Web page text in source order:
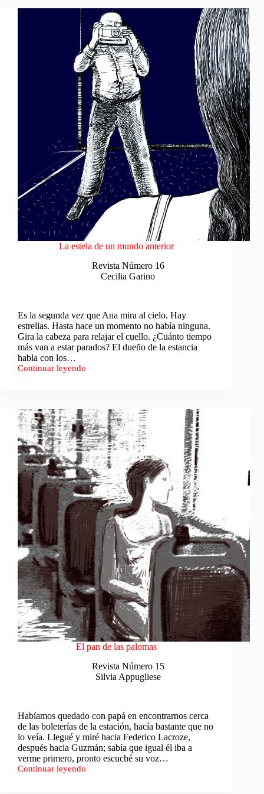
La estela de un mundo anterior
Revista Número 16
Cecilia Garino
Es la segunda vez que Ana mira al cielo. Hay
estrellas. Hasta hace un momento no había ninguna.
Gira la cabeza para relajar el cuello. ¿Cuánto tiempo
más van a estar parados? El dueño de la estancia
habla con los…
Continuar leyendo
La
mundo
anterior
El pan de las palomas
Revista Número 15
Silvia Appugliese
Habíamos quedado con papá en encontrarnos cerca
de las boleterías de la estación, hacía bastante que no
lo veía. Llegué y miré hacia Federico Lacroze,
después hacia Guzmán; sabía que igual él iba a
verme primero, pronto escuché su voz…
Continuar leyendo
El